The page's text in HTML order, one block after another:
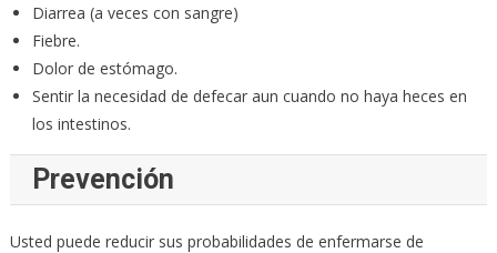
Diarrea (a veces con sangre)
Fiebre.
Dolor de estómago.
Sentir la necesidad de defecar aun cuando no haya heces en
los intestinos.
Prevención
Usted puede reducir sus probabilidades de enfermarse de